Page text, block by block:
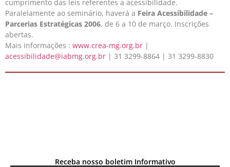
cumprimento das leis referentes a acessibilidade.
Paralelamente ao seminário, haverá a Feira Acessibilidade –
Parcerias Estratégicas 2006, de 6 a 10 de março. Inscrições
abertas.
Mais informações : www.crea-mg.org.br |
acessibilidade@iabmg.org.br | 31 3299-8864 | 31 3299-8830
Receba nosso boletim Informativo